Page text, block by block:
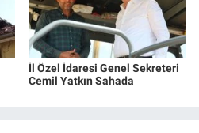
İl Özel İdaresi Genel Sekreteri
Cemil Yatkın Sahada